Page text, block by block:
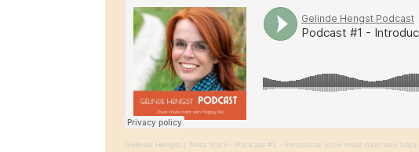
Gelinde Hengst | Terra Voice · Podcast #1 - Introductie jouw route naar een